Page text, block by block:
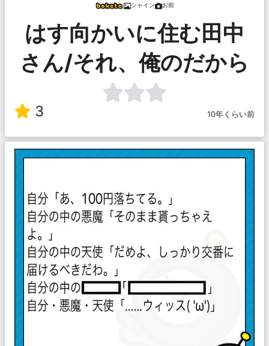
シャイン お前
はす向かいに住む田中
さん/それ、俺のだから
3 10年くらい前